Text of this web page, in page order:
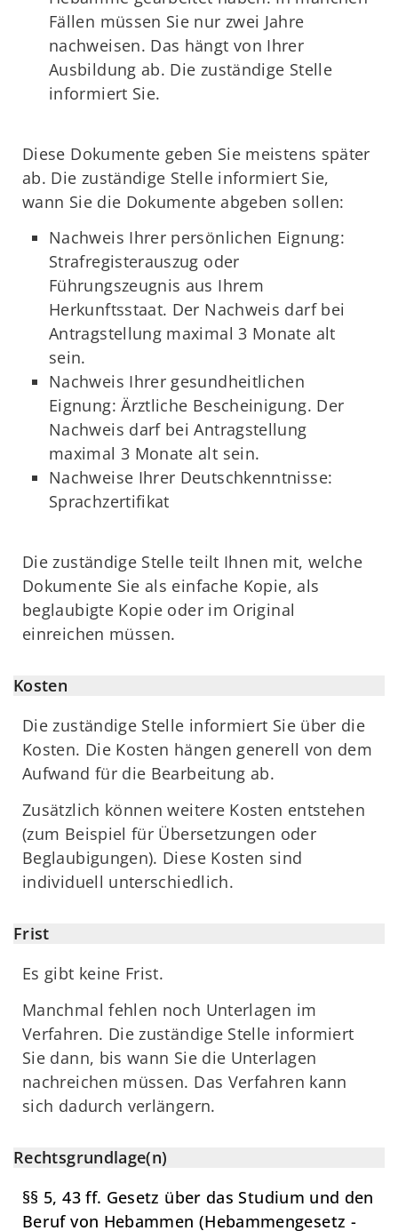
Fällen müssen Sie nur zwei Jahre
nachweisen. Das hängt von Ihrer
Ausbildung ab. Die zuständige Stelle
informiert Sie.
Diese Dokumente geben Sie meistens später
ab. Die zuständige Stelle informiert Sie,
wann Sie die Dokumente abgeben sollen:
Nachweis Ihrer persönlichen Eignung:
Strafregisterauszug oder
Führungszeugnis aus Ihrem
Herkunftsstaat. Der Nachweis darf bei
Antragstellung maximal 3 Monate alt
sein.
Nachweis Ihrer gesundheitlichen
Eignung: Ärztliche Bescheinigung. Der
Nachweis darf bei Antragstellung
maximal 3 Monate alt sein.
Nachweise Ihrer Deutschkenntnisse:
Sprachzertifikat
Die zuständige Stelle teilt Ihnen mit, welche
Dokumente Sie als einfache Kopie, als
beglaubigte Kopie oder im Original
einreichen müssen.
Kosten
Die zuständige Stelle informiert Sie über die
Kosten. Die Kosten hängen generell von dem
Aufwand für die Bearbeitung ab.
Zusätzlich können weitere Kosten entstehen
(zum Beispiel für Übersetzungen oder
Beglaubigungen). Diese Kosten sind
individuell unterschiedlich.
Frist
Es gibt keine Frist.
Manchmal fehlen noch Unterlagen im
Verfahren. Die zuständige Stelle informiert
Sie dann, bis wann Sie die Unterlagen
nachreichen müssen. Das Verfahren kann
sich dadurch verlängern.
Rechtsgrundlage(n)
§§ 5, 43 ff. Gesetz über das Studium und den
Beruf von Hebammen (Hebammengesetz -